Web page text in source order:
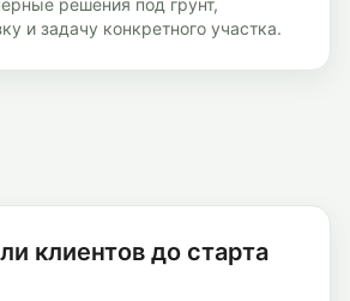
решения под грунт,
и задачу конкретного участка.
клиентов до старта